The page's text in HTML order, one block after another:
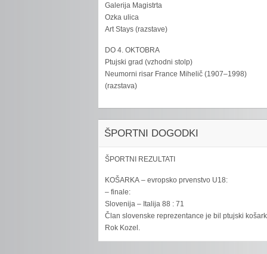
Galerija Magistrta
Ozka ulica
Art Stays (razstave)
DO 4. OKTOBRA
Ptujski grad (vzhodni stolp)
Neumorni risar France Mihelič (1907–1998)
(razstava)
ŠPORTNI DOGODKI
ŠPORTNI REZULTATI
KOŠARKA – evropsko prvenstvo U18:
– finale:
Slovenija – Italija 88 : 71
Član slovenske reprezentance je bil ptujski
Rok Kozel.